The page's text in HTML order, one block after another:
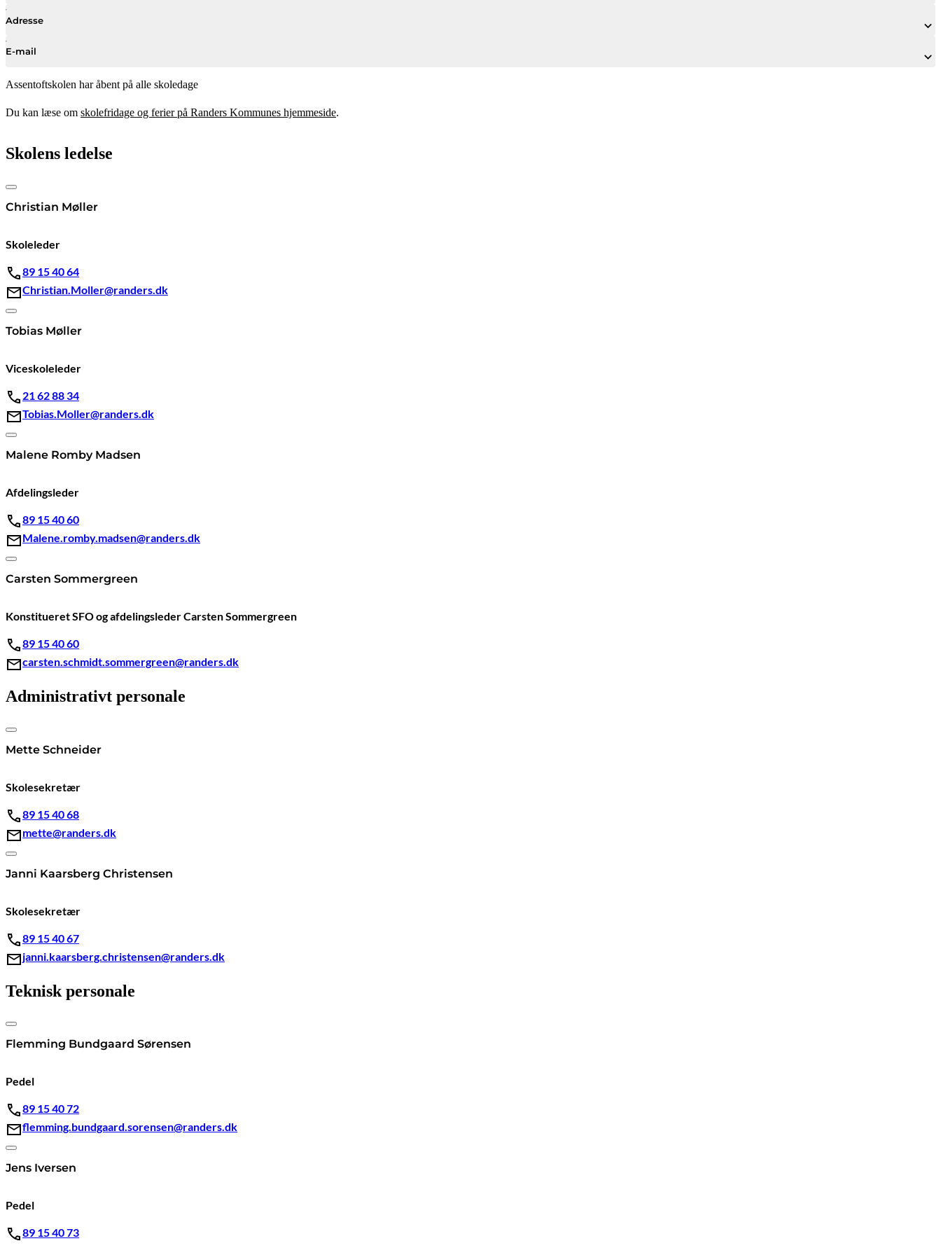
Adresse
E-mail
Assentoftskolen har åbent på alle skoledage
Du kan læse om skolefridage og ferier på Randers Kommunes hjemmeside.
Skolens ledelse
Christian Møller
Skoleleder
89 15 40 64
Christian.Moller@randers.dk
Tobias Møller
Viceskoleleder
21 62 88 34
Tobias.Moller@randers.dk
Malene Romby Madsen
Afdelingsleder
89 15 40 60
Malene.romby.madsen@randers.dk
Carsten Sommergreen
Konstitueret SFO og afdelingsleder Carsten Sommergreen
89 15 40 60
carsten.schmidt.sommergreen@randers.dk
Administrativt personale
Mette Schneider
Skolesekretær
89 15 40 68
mette@randers.dk
Janni Kaarsberg Christensen
Skolesekretær
89 15 40 67
janni.kaarsberg.christensen@randers.dk
Teknisk personale
Flemming Bundgaard Sørensen
Pedel
89 15 40 72
flemming.bundgaard.sorensen@randers.dk
Jens Iversen
Pedel
89 15 40 73